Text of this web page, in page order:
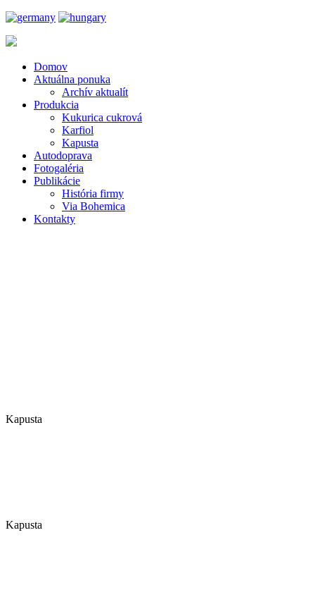
Domov
Aktuálna ponuka
Archív aktualít
Produkcia
Kukurica cukrová
Karfiol
Kapusta
Autodoprava
Fotogaléria
Publikácie
História firmy
Via Bohemica
Kontakty
Kapusta
Kapusta